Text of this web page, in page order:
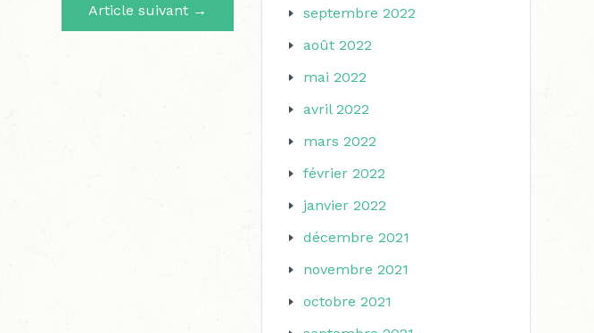
Article suivant →
septembre 2022
août 2022
mai 2022
avril 2022
mars 2022
février 2022
janvier 2022
décembre 2021
novembre 2021
octobre 2021